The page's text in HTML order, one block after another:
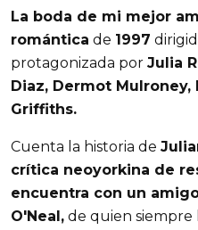
La boda de mi mejor
romántica de 1997
protagonizada por Julia
Diaz, Dermot Mulroney,
Griffiths.
Cuenta la historia de
crítica neoyorkina de
encuentra con un
O'Neal, de quien siempre